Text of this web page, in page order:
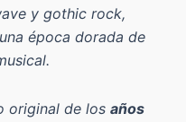
y gothic rock,
época dorada de
original de los años